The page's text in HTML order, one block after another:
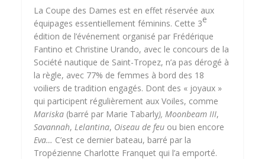
La Coupe des Dames est en effet réservée aux
équipages essentiellement féminins. Cette 3e
édition de l’événement organisé par Frédérique
Fantino et Christine Urando, avec le concours de la
Société nautique de Saint-Tropez, n’a pas dérogé à
la règle, avec 77% de femmes à bord des 18
voiliers de tradition engagés. Dont des « joyaux »
qui participent régulièrement aux Voiles, comme
Mariska (barré par Marie Tabarly), Moonbeam III,
Savannah, Lelantina, Oiseau de feu ou bien encore
Eva… C’est ce dernier bateau, barré par la
Tropézienne Charlotte Franquet qui l’a emporté.